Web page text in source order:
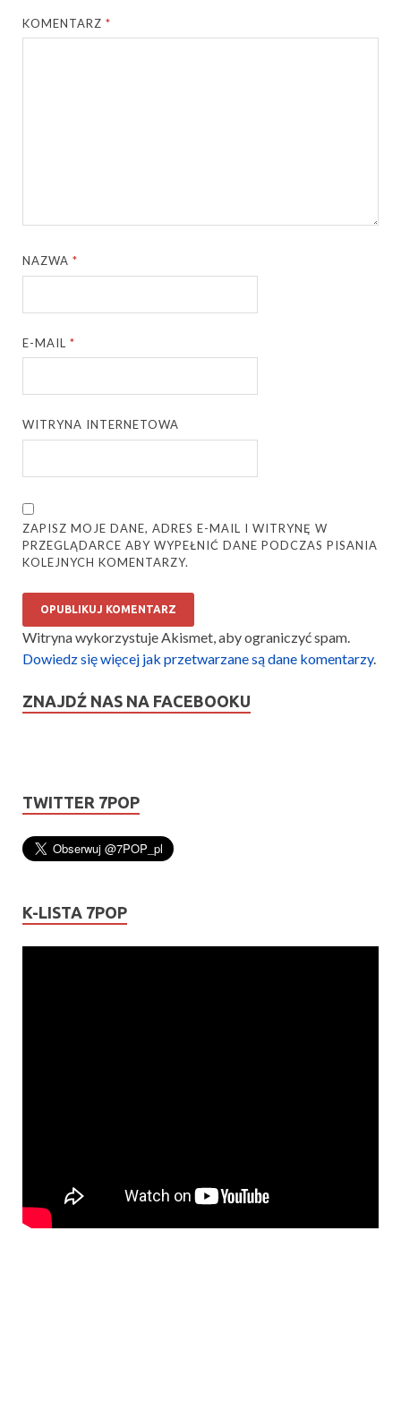
KOMENTARZ*
NAZWA*
E-MAIL*
WITRYNA INTERNETOWA
ZAPISZ MOJE DANE, ADRES E-MAIL I WITRYNĘ W
PRZEGLĄDARCE ABY WYPEŁNIĆ DANE PODCZAS PISANIA
KOLEJNYCH KOMENTARZY.
Witryna wykorzystuje Akismet, aby ograniczyć spam.
Dowiedz się więcej jak przetwarzane są dane komentarzy.
ZNAJDŹ NAS NA FACEBOOKU
TWITTER 7POP
K-LISTA 7POP